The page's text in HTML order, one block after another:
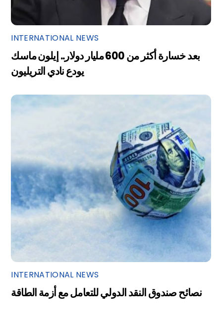
INTERNATIONAL NEWS
بعد خسارة أكثر من 600 مليار دولار.. إيلون ماسك
يودع نادي التريليون
INTERNATIONAL NEWS
نصائح صندوق النقد الدولي للتعامل مع أزمة الطاقة